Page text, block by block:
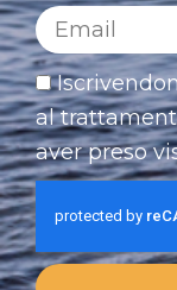
al
aver preso